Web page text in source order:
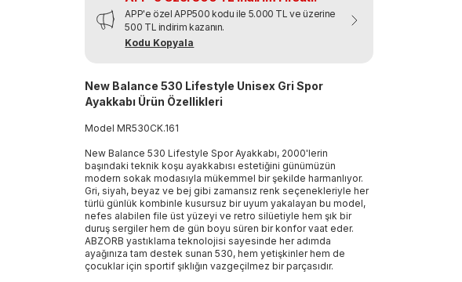
APP'e özel APP500 kodu ile 5.000 TL ve üzerine
500 TL indirim kazanın.
Kodu Kopyala
New Balance 530 Lifestyle Unisex Gri Spor
Ayakkabı Ürün Özellikleri
ModelMR530CK.161
New Balance 530 Lifestyle Spor Ayakkabı, 2000'lerin
başındaki teknik koşu ayakkabısı estetiğini günümüzün
modern sokak modasıyla mükemmel bir şekilde harmanlıyor.
Gri, siyah, beyaz ve bej gibi zamansız renk seçenekleriyle her
türlü günlük kombinle kusursuz bir uyum yakalayan bu model,
nefes alabilen file üst yüzeyi ve retro silüetiyle hem şık bir
duruş sergiler hem de gün boyu süren bir konfor vaat eder.
ABZORB yastıklama teknolojisi sayesinde her adımda
ayağınıza tam destek sunan 530, hem yetişkinler hem de
çocuklar için sportif şıklığın vazgeçilmez bir parçasıdır.